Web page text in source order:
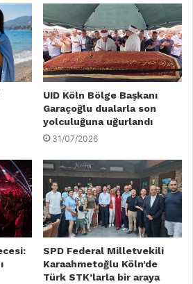
UID Köln Bölge Başkanı
Garaçoğlu dualarla son
yolculuğuna uğurlandı
31/07/2026
SPD Federal Milletvekili
Karaahmetoğlu Köln’de
Türk STK’larla bir araya